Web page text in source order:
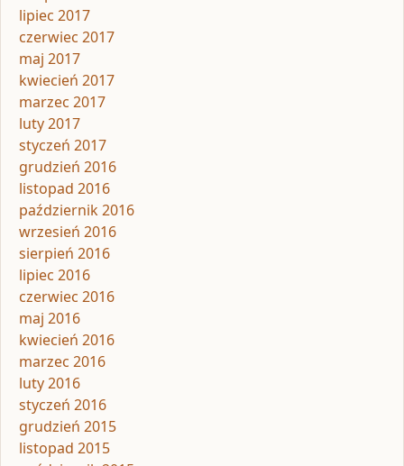
lipiec 2017
czerwiec 2017
maj 2017
kwiecień 2017
marzec 2017
luty 2017
styczeń 2017
grudzień 2016
listopad 2016
październik 2016
wrzesień 2016
sierpień 2016
lipiec 2016
czerwiec 2016
maj 2016
kwiecień 2016
marzec 2016
luty 2016
styczeń 2016
grudzień 2015
listopad 2015